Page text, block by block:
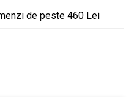
de peste 460 Lei